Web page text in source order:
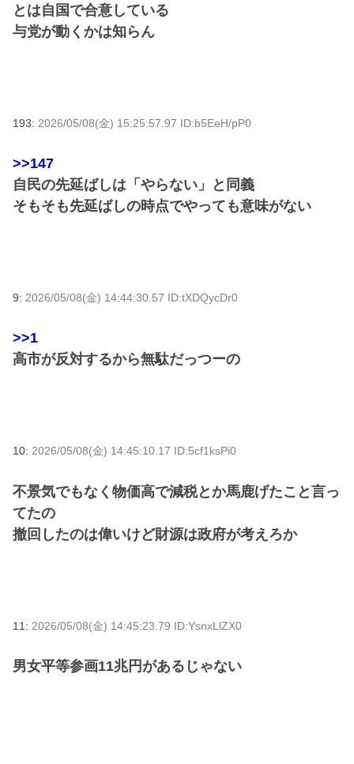
とは自国で合意している
与党が動くかは知らん
193: 2026/05/08(金) 15:25:57.97 ID:b5EeH/pP0
>>147
自民の先延ばしは「やらない」と同義
そもそも先延ばしの時点でやっても意味がない
9: 2026/05/08(金) 14:44:30.57 ID:tXDQycDr0
>>1
高市が反対するから無駄だっつーの
10: 2026/05/08(金) 14:45:10.17 ID:5cf1ksPi0
不景気でもなく物価高で減税とか馬鹿げたこと言っ
てたの
撤回したのは偉いけど財源は政府が考えろか
11: 2026/05/08(金) 14:45:23.79 ID:YsnxLlZX0
男女平等参画11兆円があるじゃない